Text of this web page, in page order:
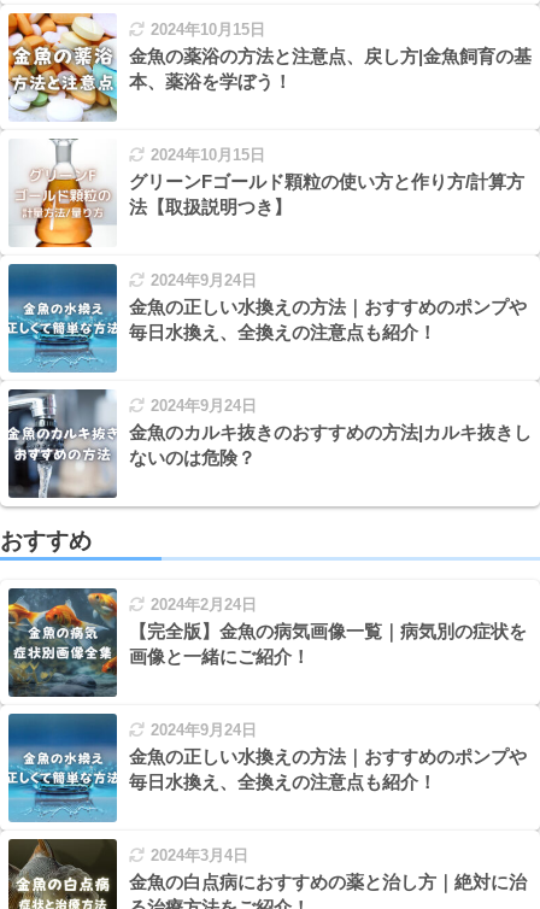
2024年10月15日
金魚の薬浴の方法と注意点、戻し方|金魚飼育の基
本、薬浴を学ぼう！
2024年10月15日
グリーンFゴールド顆粒の使い方と作り方/計算方
法【取扱説明つき】
2024年9月24日
金魚の正しい水換えの方法｜おすすめのポンプや
毎日水換え、全換えの注意点も紹介！
2024年9月24日
金魚のカルキ抜きのおすすめの方法|カルキ抜きし
ないのは危険？
おすすめ
2024年2月24日
【完全版】金魚の病気画像一覧｜病気別の症状を
画像と一緒にご紹介！
2024年9月24日
金魚の正しい水換えの方法｜おすすめのポンプや
毎日水換え、全換えの注意点も紹介！
2024年3月4日
金魚の白点病におすすめの薬と治し方｜絶対に治